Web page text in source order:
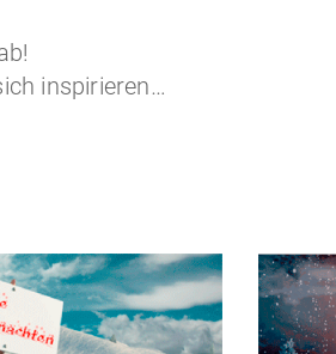
inspirieren…